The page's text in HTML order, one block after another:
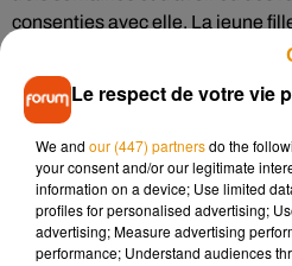
consenties avec elle. La jeune
lors d'une perquisition et remise
Nouvelle République
par le passé en hébergeant une
avoir eu de rapport sexuel avec
travail d'intérêt général et de
la partie civile.
Le respect de votre vie
We and our (447) partnersdo the
your consent and/or our legitimate
information on a device; Use limited
profiles for personalised advertising;
advertising; Measure advertising
performance; Understand audiences